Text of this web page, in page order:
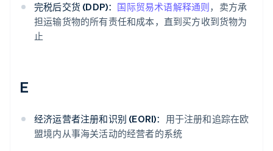
完税后交货 (DDP)： 国际贸易术语解释通则，卖方承
担运输货物的所有责任和成本，直到买方收到货物为
止
E
经济运营者注册和识别 (EORI)： 用于注册和追踪在欧
盟境内从事海关活动的经营者的系统